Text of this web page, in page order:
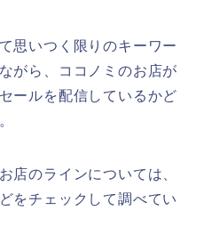
思いつく限りのキーワー
がら、ココノミのお店が
ールを配信しているかど
店のラインについては、
をチェックして調べてい